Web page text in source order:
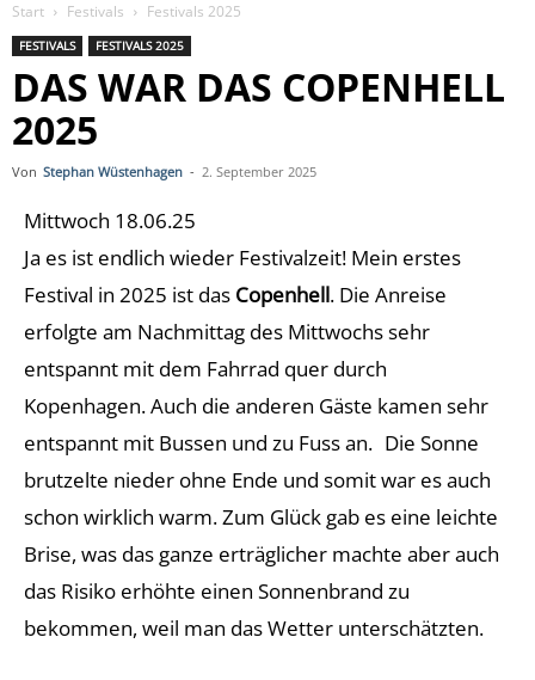
Start Festivals Festivals 2025
FESTIVALS FESTIVALS 2025
DAS WAR DAS COPENHELL
2025
Von Stephan Wüstenhagen - 2. September 2025
Mittwoch 18.06.25
Ja es ist endlich wieder Festivalzeit! Mein erstes
Festival in 2025 ist das Copenhell. Die Anreise
erfolgte am Nachmittag des Mittwochs sehr
entspannt mit dem Fahrrad quer durch
Kopenhagen. Auch die anderen Gäste kamen sehr
entspannt mit Bussen und zu Fuss an. Die Sonne
brutzelte nieder ohne Ende und somit war es auch
schon wirklich warm. Zum Glück gab es eine leichte
Brise, was das ganze erträglicher machte aber auch
das Risiko erhöhte einen Sonnenbrand zu
bekommen, weil man das Wetter unterschätzten.